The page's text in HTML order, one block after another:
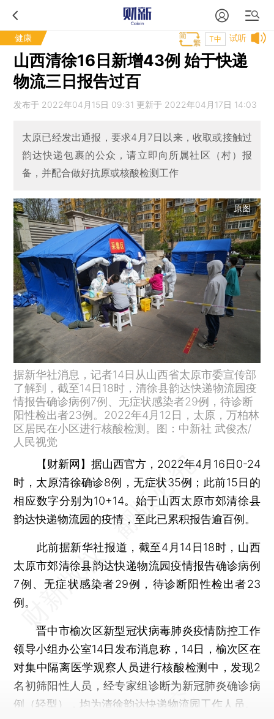
健康 试听
T中
山西清徐16日新增43例 始于快递
物流三日报告过百
发布于 2022年04月15日 09:31 更新于 2022年04月17日 14:03
太原已经发出通报，要求4月7日以来，收取或接触过
韵达快递包裹的公众，请立即向所属社区（村）报
备，并配合做好抗原或核酸检测工作
原图
据新华社消息，记者14日从山西省太原市委宣传部
了解到，截至14日18时，清徐县韵达快递物流园疫
情报告确诊病例7例、无症状感染者29例，待诊断
阳性检出者23例。2022年4月12日，太原，万柏林
区居民在小区进行核酸检测。图：中新社 武俊杰/
人民视觉
【财新网】 据山西官方，2022年4月16日0-24
时，太原清徐确诊8例，无症状35例；此前15日的
相应数字分别为10+14。始于山西太原市郊清徐县
韵达快递物流园的疫情，至此已累积报告逾百例。
此前据新华社报道，截至4月14日18时，山西
太原市郊清徐县韵达快递物流园疫情报告确诊病例
7例、无症状感染者29例，待诊断阳性检出者23
例。
晋中市榆次区新型冠状病毒肺炎疫情防控工作
领导小组办公室14日发布消息称，14日，榆次区在
对集中隔离医学观察人员进行核酸检测中，发现2
名初筛阳性人员，经专家组诊断为新冠肺炎确诊病
例（轻型），均为清徐韵达快递物流园工作人员。